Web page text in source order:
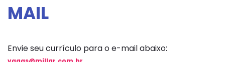
MAIL
Envie seu currículo para o e-mail abaixo: